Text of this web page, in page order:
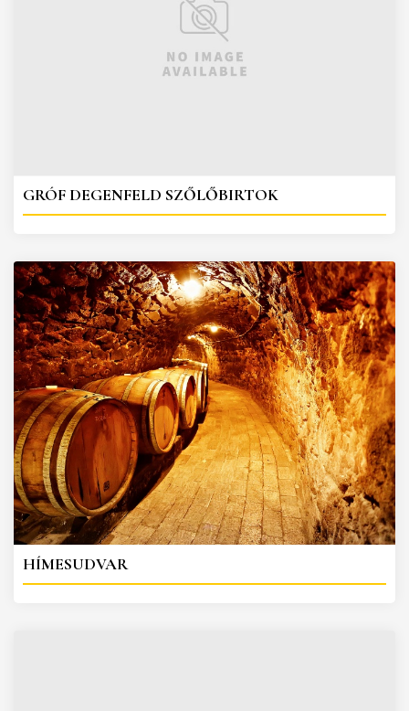
GRÓF DEGENFELD SZŐLŐBIRTOK
HÍMESUDVAR